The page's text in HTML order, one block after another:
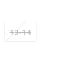
13-14